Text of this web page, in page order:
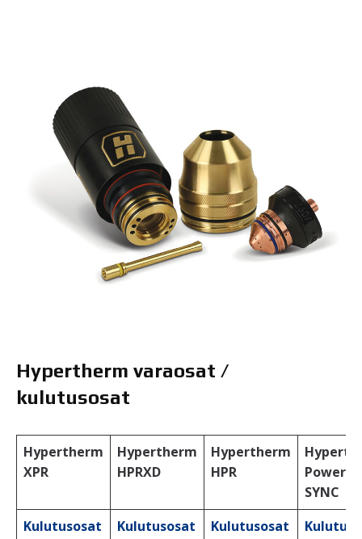
Hypertherm varaosat /
kulutusosat
Hypertherm
XPR
Hypertherm
HPRXD
Hypertherm
HPR
SYNC
Kulutusosat
Kulutusosat Kulutusosat